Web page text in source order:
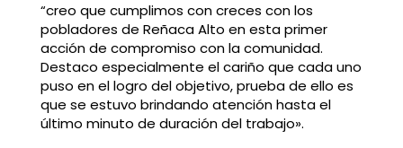
“creo que cumplimos con creces con los
pobladores de Reñaca Alto en esta primer
acción de compromiso con la comunidad.
Destaco especialmente el cariño que cada uno
puso en el logro del objetivo, prueba de ello es
que se estuvo brindando atención hasta el
último minuto de duración del trabajo».